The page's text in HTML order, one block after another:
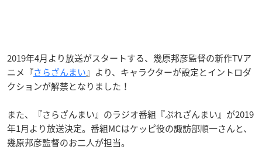
2019年4月より放送がスタートする、幾原邦彦監督の新作TVア
ニメ『さらざんまい』より、キャラクターが設定とイントロダ
クションが解禁となりました！
また、『さらざんまい』のラジオ番組『ぷれざんまい』が2019
年1月より放送決定。番組MCはケッピ役の諏訪部順一さんと、
幾原邦彦監督のお二人が担当。